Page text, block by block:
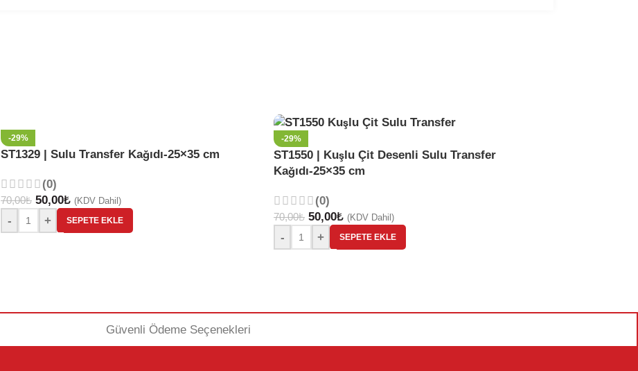
-29%
ST1329 | Sulu Transfer Kağıdı-25×35 cm
(0)
70,00₺ 50,00₺ (KDV Dahil)
- + SEPETE EKLE
-29%
ST1550 | Kuşlu Çit Desenli Sulu Transfer
Kağıdı-25×35 cm
(0)
70,00₺ 50,00₺ (KDV Dahil)
- + SEPETE EKLE